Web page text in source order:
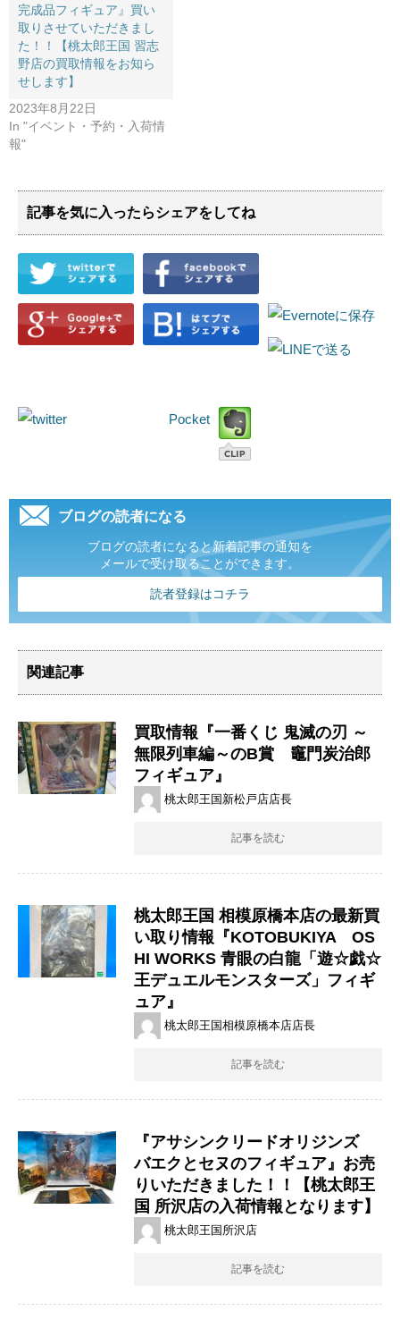
完成品フィギュア』買い
取りさせていただきまし
た！！【桃太郎王国 習志
野店の買取情報をお知ら
せします】
2023年8月22日
In "イベント・予約・入荷情
報"
記事を気に入ったらシェアをしてね
Pocket
ブログの読者になる
ブログの読者になると新着記事の通知を
メールで受け取ることができます。
読者登録はコチラ
関連記事
買取情報『一番くじ ​鬼滅の刃 ​～
無限列車編～の​B賞 竈門炭治郎
フィギュア』
桃太郎王国新松戸店店長
記事を読む
桃太郎王国 相模原橋本店の最新買
い取り情報『KOTOBUKIYA OS
HI WORKS 青眼の白龍​「遊☆戯☆
王デュエルモンスターズ」​フィギ
ュア』
桃太郎王国相模原橋本店店長
記事を読む
『アサシンクリードオリジンズ
バエクとセヌのフィギュア』お売
りいただきました！！【桃太郎王
国 所沢店の入荷情報となります】
桃太郎王国所沢店
記事を読む